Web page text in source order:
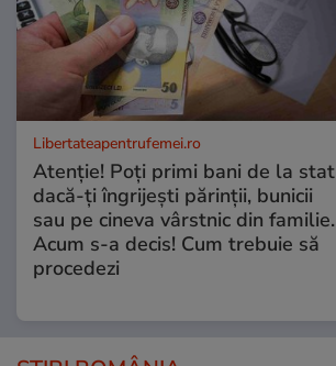
Libertateapentrufemei.ro
Atenție! Poți primi bani de la stat
dacă-ți îngrijești părinții, bunicii
sau pe cineva vârstnic din familie.
Acum s-a decis! Cum trebuie să
procedezi